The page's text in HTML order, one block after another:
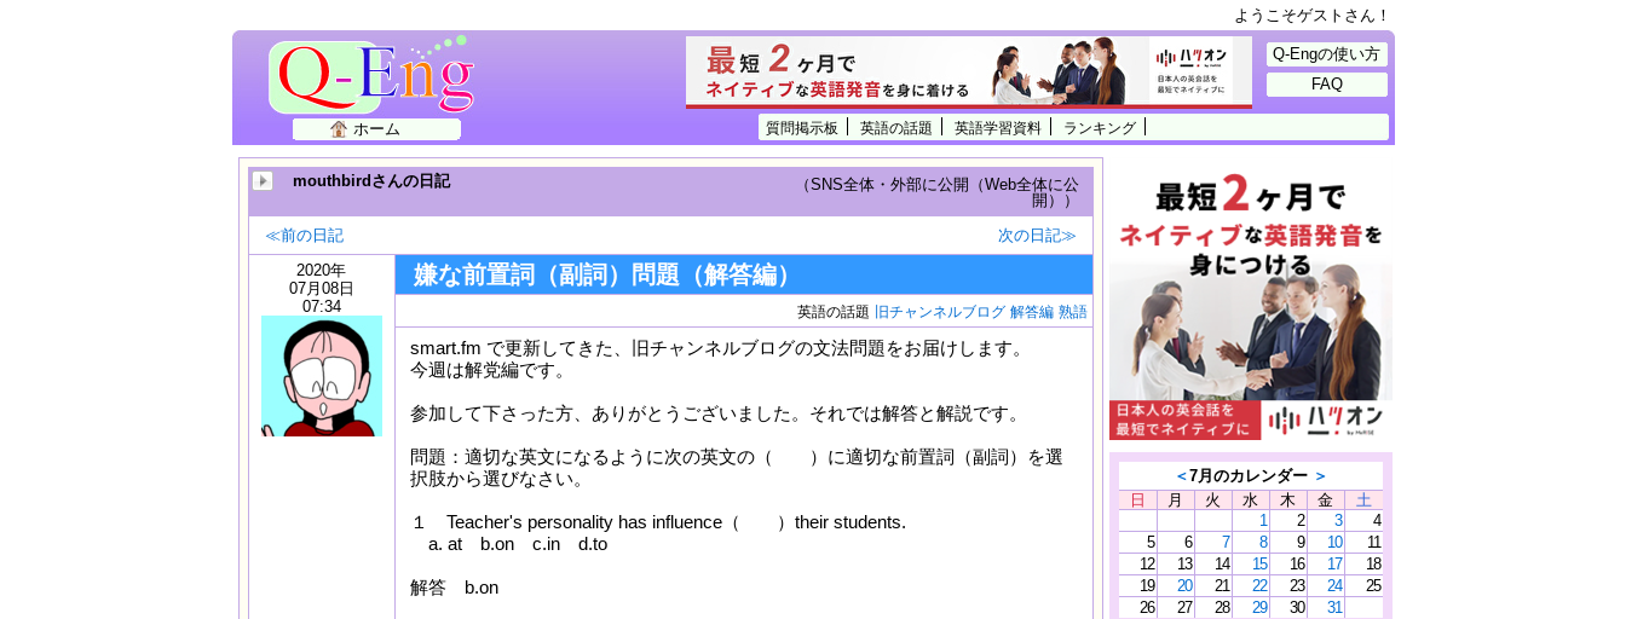
ようこそゲストさん！
質問掲示板 英語の話題 英語学習資料 ランキング
ホーム
Q-Engの使い方
FAQ
mouthbirdさんの日記
（SNS全体・外部に公開（Web全体に公
開））
≪前の日記
次の日記≫
2020年
07月08日
07:34
嫌な前置詞（副詞）問題（解答編）
英語の話題 旧チャンネルブログ 解答編 熟語
smart.fm で更新してきた、旧チャンネルブログの文法問題をお届けします。
今週は解党編です。
参加して下さった方、ありがとうございました。それでは解答と解説です。
問題：適切な英文になるように次の英文の（ ）に適切な前置詞（副詞）を選
択肢から選びなさい。
１ Teacher's personality has influence（ ）their students.
a. at b.on c.in d.to
解答 b.on
＜7月のカレンダー ＞
日
月 火 水 木 金
土
1
2 3
4
5
6 7 8 9 10
11
12
13 14 15 16 17
18
19
20 21 22 23 24
25
26
27 28 29 30 31